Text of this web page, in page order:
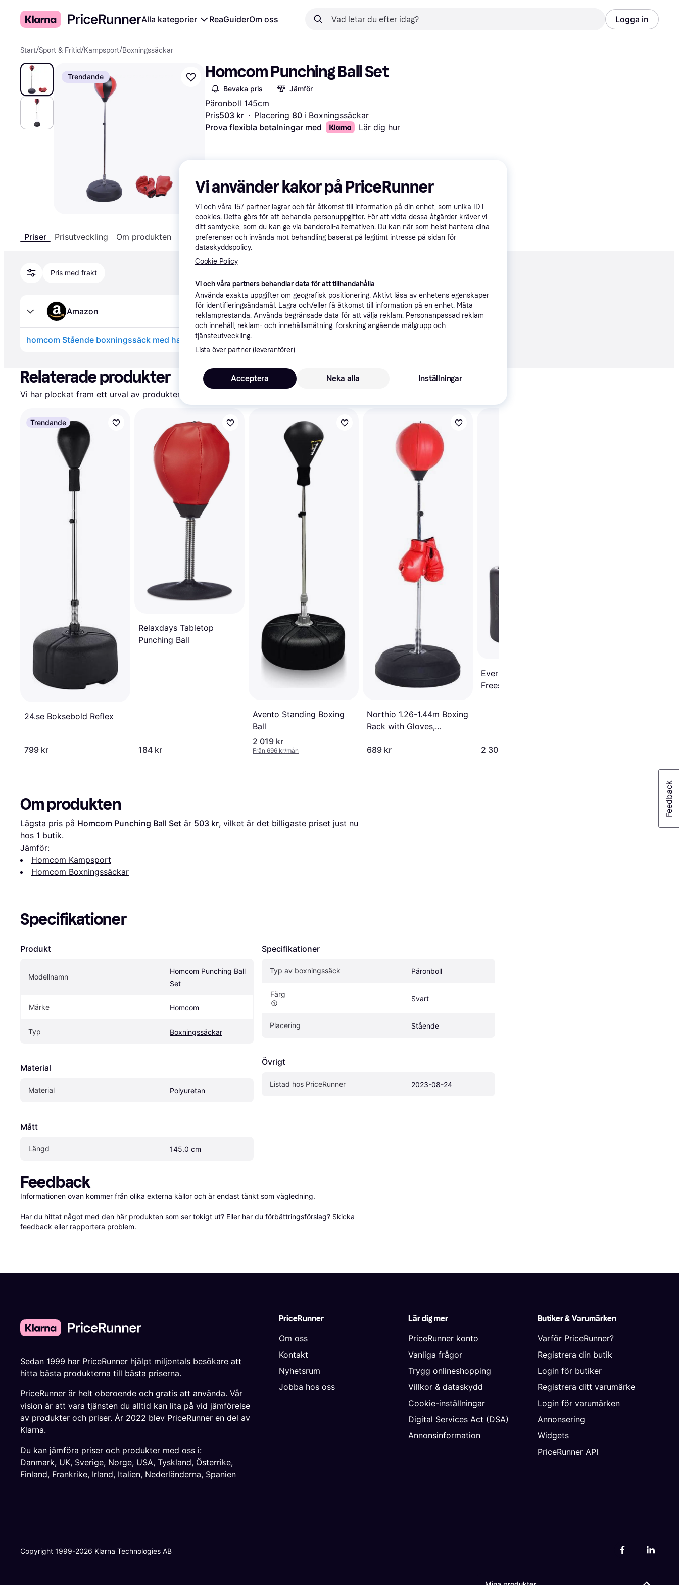
Alla kategorier ReaGuiderOm oss Logga in
Start/Sport & Fritid/Kampsport/Boxningssäckar
Trendande Homcom Punching Ball Set
Bevaka pris Jämför
Päronboll 145cm
Pris503 kr · Placering 80 i Boxningssäckar
Prova flexibla betalningar med
Lär dig hur
Priser Prisutveckling Om produkten Specifikationer
Pris med frakt
Amazon
homcom Stående boxningssäck med handskar och pump
Relaterade produkter
Vi har plockat fram ett urval av produkter som kanske skulle intressera dig.
Trendande
24.se Boksebold Reflex
799 kr
Relaxdays Tabletop
Punching Ball
184 kr
Avento Standing Boxing
Ball
2 019 kr
Från 696 kr/mån
Northio 1.26-1.44m Boxing
Rack with Gloves,
689 kr
Everlast Power Core
Freestanding Punch Bag
2 306 kr
Om produkten
Lägsta pris på Homcom Punching Ball Set är 503 kr, vilket är det billigaste priset just nu
hos 1 butik.
Jämför:
Homcom Kampsport
Homcom Boxningssäckar
Specifikationer
Produkt
Modellnamn
Homcom Punching Ball
Set
Märke Homcom
Typ Boxningssäckar
Material
Material Polyuretan
Mått
Längd 145.0 cm
Specifikationer
Typ av boxningssäck Päronboll
Färg
Svart
Placering Stående
Övrigt
Listad hos PriceRunner 2023-08-24
Feedback
Informationen ovan kommer från olika externa källor och är endast tänkt som vägledning.
Har du hittat något med den här produkten som ser tokigt ut? Eller har du förbättringsförslag? Skicka
feedback eller rapportera problem.
PriceRunner
Om oss
Kontakt
Nyhetsrum
Jobba hos oss
Lär dig mer
PriceRunner konto
Vanliga frågor
Trygg onlineshopping
Villkor & dataskydd
Cookie-inställningar
Digital Services Act (DSA)
Annonsinformation
Butiker & Varumärken
Varför PriceRunner?
Registrera din butik
Login för butiker
Registrera ditt varumärke
Login för varumärken
Annonsering
Widgets
PriceRunner API
Sedan 1999 har PriceRunner hjälpt miljontals besökare att
hitta bästa produkterna till bästa priserna.
PriceRunner är helt oberoende och gratis att använda. Vår
vision är att vara tjänsten du alltid kan lita på vid jämförelse
av produkter och priser. År 2022 blev PriceRunner en del av
Klarna.
Du kan jämföra priser och produkter med oss i:
Danmark, UK, Sverige, Norge, USA, Tyskland, Österrike,
Finland, Frankrike, Irland, Italien, Nederländerna, Spanien
Copyright 1999-2026 Klarna Technologies AB
Vi använder kakor på PriceRunner
Vi och våra 157 partner lagrar och får åtkomst till information på din enhet, som unika ID i
cookies. Detta görs för att behandla personuppgifter. För att vidta dessa åtgärder kräver vi
ditt samtycke, som du kan ge via banderoll-alternativen. Du kan när som helst hantera dina
preferenser och invända mot behandling baserat på legitimt intresse på sidan för
dataskyddspolicy.
Cookie Policy
Vi och våra partners behandlar data för att tillhandahålla
Använda exakta uppgifter om geografisk positionering. Aktivt läsa av enhetens egenskaper
för identifieringsändamål. Lagra och/eller få åtkomst till information på en enhet. Mäta
reklamprestanda. Använda begränsade data för att välja reklam. Personanpassad reklam
och innehåll, reklam- och innehållsmätning, forskning angående målgrupp och
tjänsteutveckling.
Lista över partner (leverantörer)
Neka alla
Acceptera Inställningar